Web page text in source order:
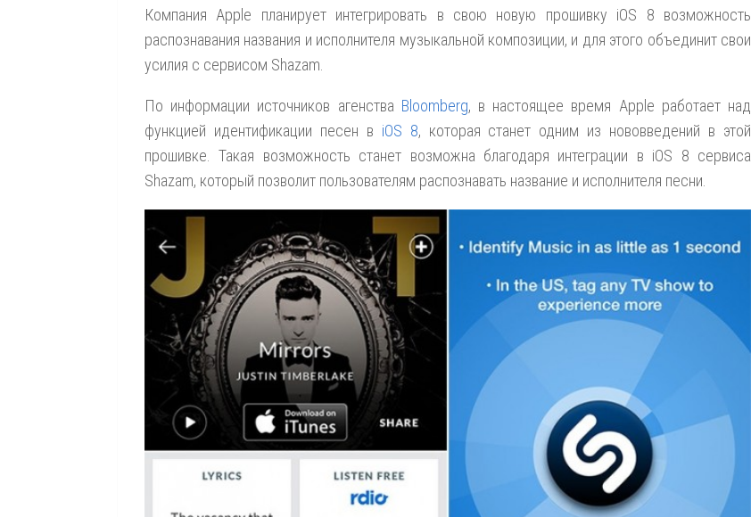
Компания Apple планирует интегрировать в свою новую прошивку iOS 8 возможность
распознавания названия и исполнителя музыкальной композиции, и для этого объединит свои
усилия с сервисом Shazam.
По информации источников агенства Bloomberg, в настоящее время Apple работает над
функцией идентификации песен в iOS 8, которая станет одним из нововведений в этой
прошивке. Такая возможность станет возможна благодаря интеграции в iOS 8 сервиса
Shazam, который позволит пользователям распознавать название и исполнителя песни.